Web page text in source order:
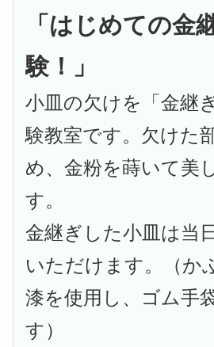
「はじめての金
験！」
小皿の欠けを「金継
験教室です。欠けた
め、金粉を蒔いて美
す。
金継ぎした小皿は当
いただけます。（か
漆を使用し、ゴム手
す）